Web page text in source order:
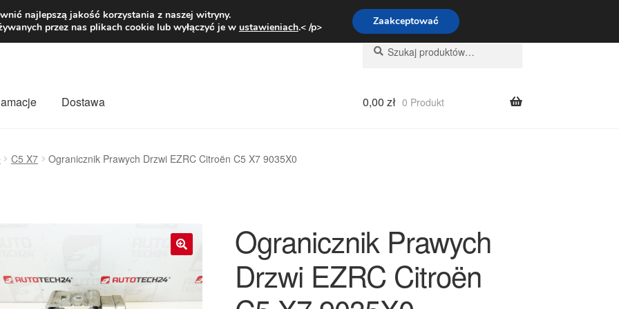
zł Pn.-pt. 9:00-16:00800 003 167
Szukaj:
Szukaj
Dostawa 0,00 zł 0 Produkt
C5 X7 Ogranicznik Prawych Drzwi EZRC Citroën C5 X7 9035X0
Ogranicznik Prawych
Drzwi EZRC Citroën
najlepszą jakość korzystania z naszej witryny.
przez nas plikach cookie lub wyłączyć je w ustawieniach.< /p> Zaakceptować